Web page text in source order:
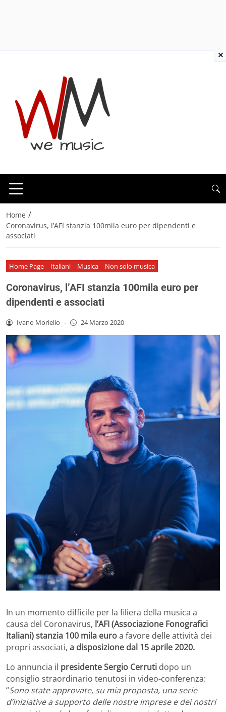
Home /
Coronavirus, l’AFI stanzia 100mila euro per dipendenti e
associati
Home Page Italiani Musica Non solo musica
Coronavirus, l’AFI stanzia 100mila euro per
dipendenti e associati
Ivano Moriello - 24 Marzo 2020
In un momento difficile per la filiera della musica a
causa del Coronavirus, l’AFI (Associazione Fonografici
Italiani)stanzia 100 mila euroa favore delle attività dei
propri associati, a disposizione dal 15 aprile 2020.
Lo annuncia il presidente Sergio Cerruti dopo un
consiglio straordinario tenutosi in video-conferenza:
“Sono state approvate, su mia proposta, una serie
d’iniziative a supporto delle nostre imprese e dei nostri
×